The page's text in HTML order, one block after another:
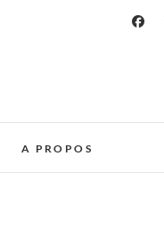
A PROPOS